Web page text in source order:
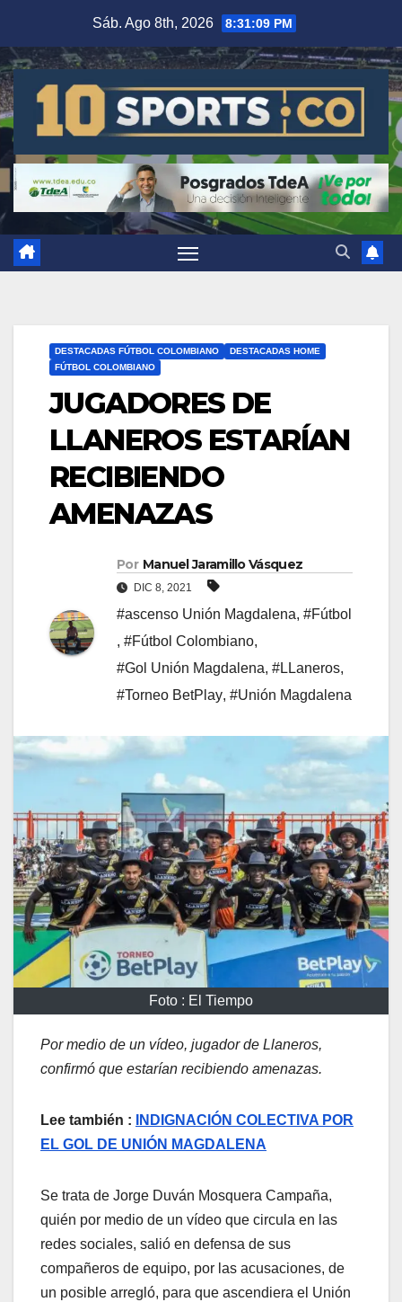
Sáb. Ago 8th, 2026 8:31:10 PM
DESTACADAS FÚTBOL COLOMBIANO
DESTACADAS HOME
FÚTBOL COLOMBIANO
JUGADORES DE
LLANEROS ESTARÍAN
RECIBIENDO
AMENAZAS
Por Manuel Jaramillo Vásquez
DIC 8, 2021
#ascenso Unión Magdalena, #Fútbol
, #Fútbol Colombiano,
#Gol Unión Magdalena, #LLaneros,
#Torneo BetPlay, #Unión Magdalena
Foto : El Tiempo
Por medio de un vídeo, jugador de Llaneros,
confirmó que estarían recibiendo amenazas.
Lee también :
INDIGNACIÓN COLECTIVA POR
EL GOL DE UNIÓN MAGDALENA
Se trata de Jorge Duván Mosquera Campaña,
quién por medio de un vídeo que circula en las
redes sociales, salió en defensa de sus
compañeros de equipo, por las acusaciones, de
un posible arregló, para que ascendiera el Unión